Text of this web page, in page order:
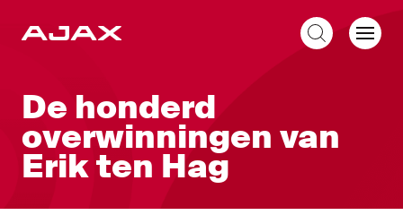
De honderd
overwinningen van
Erik ten Hag